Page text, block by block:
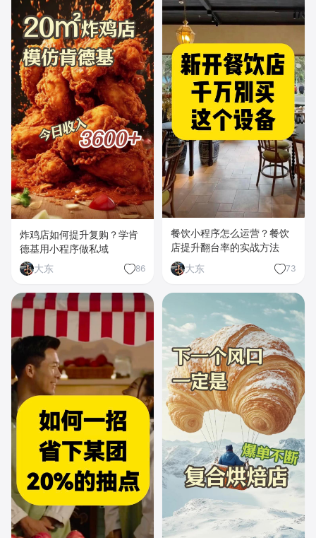
炸鸡店如何提升复购？学肯
德基用小程序做私域
大东
86
餐饮小程序怎么运营？餐饮
店提升翻台率的实战方法
大东
73